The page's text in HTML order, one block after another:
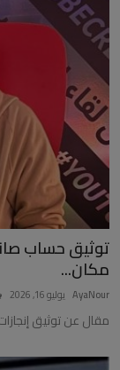
توثيق حساب
مكان...
AyaNour يوليو 16, 2026
مقال عن توثيق